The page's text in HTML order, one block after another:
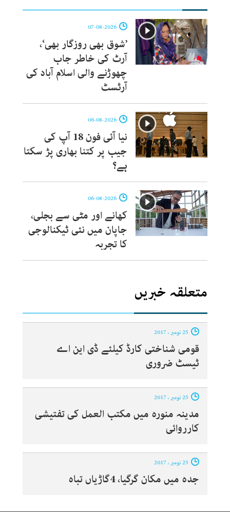
’شوق بھی روزگار بھی‘،
آرٹ کی خاطر جاب
چھوڑنے والی اسلام آباد کی
آرٹسٹ
نیا آئی فون 18 آپ کی
جیب پر کتنا بھاری پڑ سکتا
ہے؟
کھانے اور مٹی سے بجلی،
جاپان میں نئی ٹیکنالوجی
کا تجربہ
متعلقہ خبریں
قومی شناختی کارڈ کیلئے ڈی این اے
ٹیسٹ ضروری
مدینہ منورہ میں مکتب العمل کی تفتیشی
کارروائی
جدہ میں مکان گرگیا، 4گاڑیاں تباہ